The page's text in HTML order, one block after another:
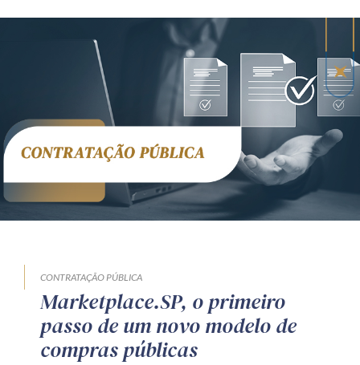
CONTRATAÇÃO PÚBLICA
Marketplace.SP, o primeiro
passo de um novo modelo de
compras públicas